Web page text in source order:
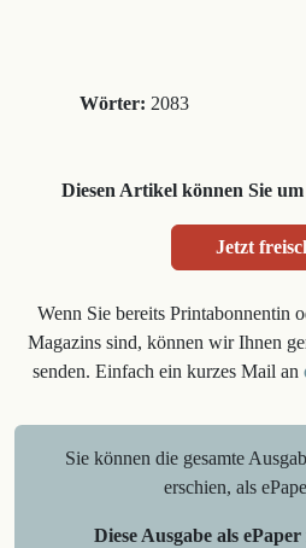
Wörter: 2083
Diesen Artikel können Sie um
Jetzt
Wenn Sie bereits Printabonnentin
Magazins sind, können wir Ihnen
senden. Einfach ein kurzes Mail an
Sie können die gesamte
erschien, als
Diese Ausgabe als